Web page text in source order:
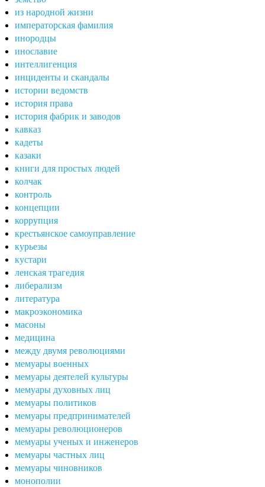
из народной жизни
императорская фамилия
инородцы
инославие
интеллигенция
инциденты и скандалы
истории ведомств
история права
история фабрик и заводов
кавказ
кадеты
казаки
книги для простых людей
колчак
контроль
концепции
коррупция
крестьянское самоуправление
курьезы
кустари
ленская трагедия
либерализм
литература
макроэкономика
масоны
медицина
между двумя революциями
мемуары военных
мемуары деятелей культуры
мемуары духовных лиц
мемуары политиков
мемуары предпринимателей
мемуары революционеров
мемуары ученых и инженеров
мемуары частных лиц
мемуары чиновников
монополии